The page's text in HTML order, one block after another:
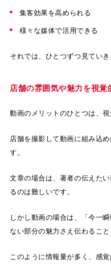
集客効果を高められる
様々な媒体で活用できる
それでは、ひとつずつ見てい
店舗の雰囲気や魅力を視覚
動画のメリットのひとつは、
店舗を撮影して動画に組み込
す。
文章の場合は、著者の伝えた
るのは難しいです。
しかし動画の場合は、「今一
ない部分の魅力さえ伝わること
このように情報量が多く、感